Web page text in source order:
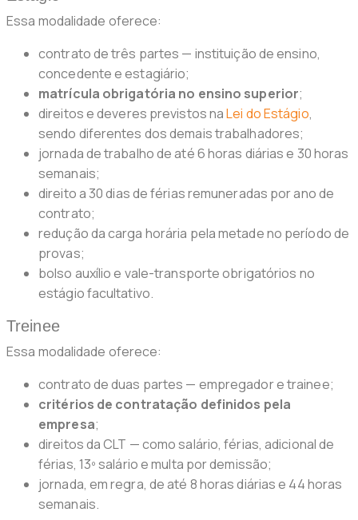
Essa modalidade oferece:
contrato de três partes — instituição de ensino,
concedente e estagiário;
matrícula obrigatória no ensino superior;
direitos e deveres previstos naLei do Estágio,
sendo diferentes dos demais trabalhadores;
jornada de trabalho de até 6 horas diárias e 30 horas
semanais;
direito a 30 dias de férias remuneradas por ano de
contrato;
redução da carga horária pela metade no período de
provas;
bolso auxílio e vale-transporte obrigatórios no
estágio facultativo.
Treinee
Essa modalidade oferece:
contrato de duas partes — empregador e trainee;
critérios de contratação definidos pela
empresa;
direitos da CLT — como salário, férias, adicional de
férias, 13º salário e multa por demissão;
jornada, em regra, de até 8 horas diárias e 44 horas
semanais.